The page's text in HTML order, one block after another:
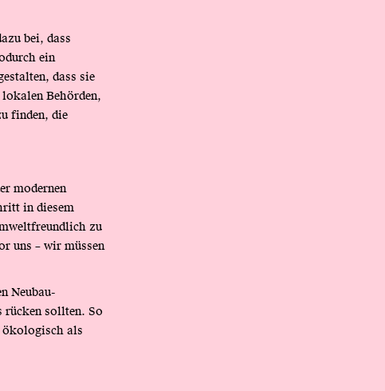
bei, dass
ein
dass sie
lokalen Behörden,
finden, die
modernen
in diesem
zu
uns – wir müssen
Neubau-
rücken sollten. So
ökologisch als